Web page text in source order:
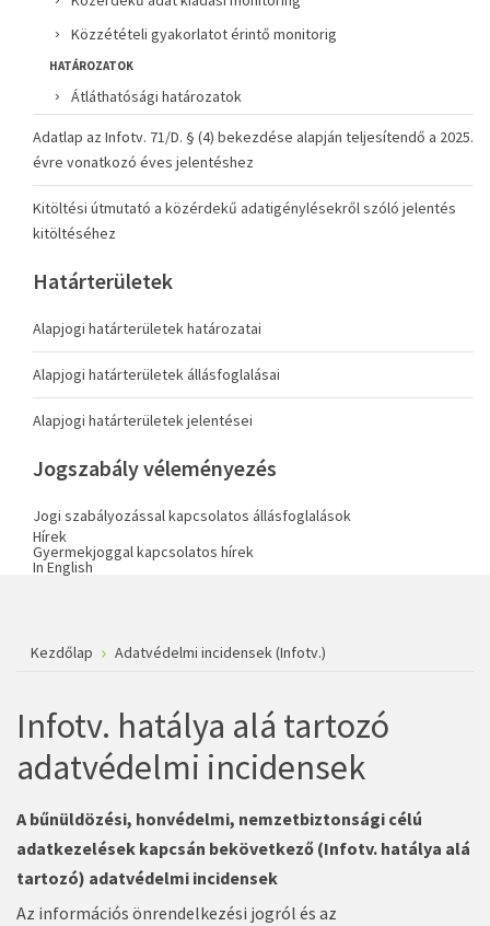
Közzétételi gyakorlatot érintő monitorig
HATÁROZATOK
Átláthatósági határozatok
Adatlap az Infotv. 71/D. § (4) bekezdése alapján teljesítendő a 2025.
évre vonatkozó éves jelentéshez
Kitöltési útmutató a közérdekű adatigénylésekről szóló jelentés
kitöltéséhez
Határterületek
Alapjogi határterületek határozatai
Alapjogi határterületek állásfoglalásai
Alapjogi határterületek jelentései
Jogszabály véleményezés
Jogi szabályozással kapcsolatos állásfoglalások
Hírek
Gyermekjoggal kapcsolatos hírek
In English
Kezdőlap Adatvédelmi incidensek (Infotv.)
Infotv. hatálya alá tartozó
adatvédelmi incidensek
A bűnüldözési, honvédelmi, nemzetbiztonsági célú
adatkezelések kapcsán bekövetkező (Infotv. hatálya alá
tartozó) adatvédelmi incidensek
Az információs önrendelkezési jogról és az